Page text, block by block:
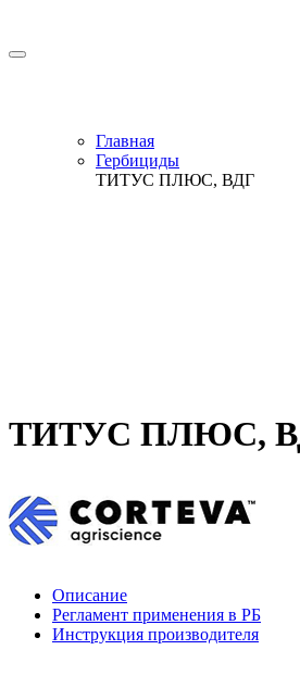
Главная
Гербициды
ТИТУС ПЛЮС, ВДГ
ТИТУС ПЛЮС,
Описание
Регламент применения в РБ
Инструкция производителя